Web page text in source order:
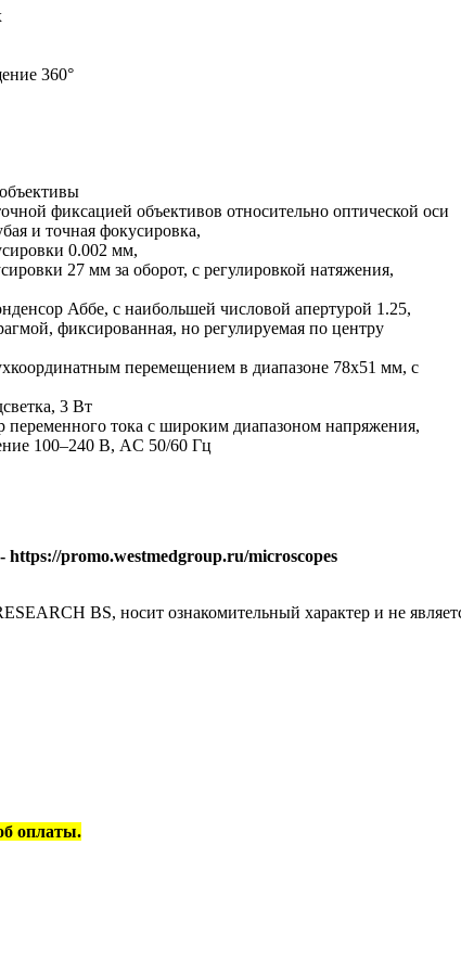
360°
объективов относительно оптической оси
фокусировка,
мм,
с регулировкой натяжения,
числовой апертурой 1.25,
регулируемая по центру
3 Вт
широким диапазоном напряжения,
AC 50/60 Гц
promo.westmedgroup.ru/microscopes
BS, носит ознакомительный характер и не
оплаты.